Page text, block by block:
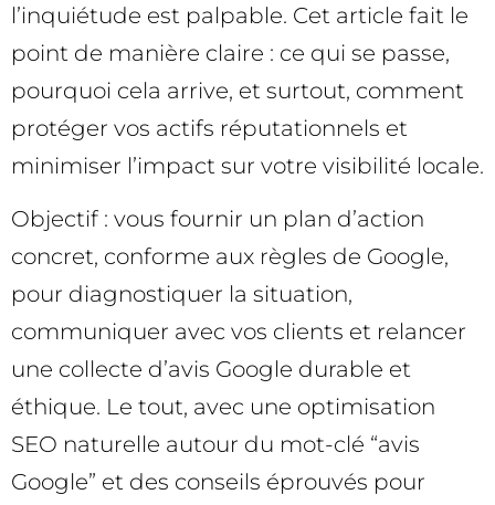
l’inquiétude est palpable. Cet article fait le
point de manière claire : ce qui se passe,
pourquoi cela arrive, et surtout, comment
protéger vos actifs réputationnels et
minimiser l’impact sur votre visibilité locale.
Objectif : vous fournir un plan d’action
concret, conforme aux règles de Google,
pour diagnostiquer la situation,
communiquer avec vos clients et relancer
une collecte d’avis Google durable et
éthique. Le tout, avec une optimisation
SEO naturelle autour du mot-clé “avis
Google” et des conseils éprouvés pour